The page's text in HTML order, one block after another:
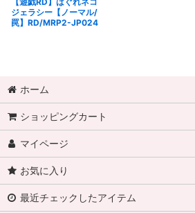
ジェラシー【ノーマル/
罠】RD/MRP2-JP024
ホーム
ショッピングカート
マイページ
お気に入り
最近チェックしたアイテム